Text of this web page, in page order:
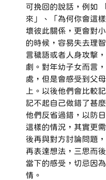
可挽回的說話，例如
來」、「為何你會這
壞彼此關係，更會對
的時候，容易失去理
言穢語或者人身攻擊
劇。對年幼子女而言
處，但是會感受到父
上。以後他們會比較
記不起自己做錯了甚
他們反省過錯，以防
這樣的情況，其實更
後再與對方討論問題
再表達想法，三思而
當下的感受，切忌因
情。